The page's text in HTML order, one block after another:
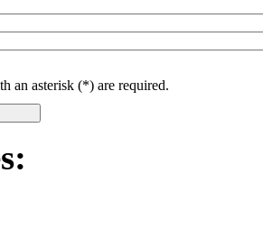
an asterisk (*) are required.